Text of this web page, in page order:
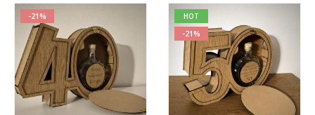
-21%
HOT
-21%